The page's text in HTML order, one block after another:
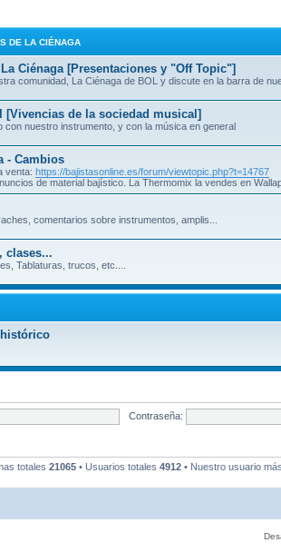
DE LA CIÉNAGA
Ciénaga [Presentaciones y "Off Topic"]
comunidad, La Ciénaga de BOL y discute en la barra de
[Vivencias de la sociedad musical]
con nuestro instrumento, y con la música en general
- Cambios
venta: https://bajistasonline.es/forum/viewtopic.php?t=14767
de material bajístico. La Thermomix la vendes en
comentarios sobre instrumentos, amplis...
clases...
Tablaturas, trucos, etc....
Contraseña:
totales 21065 • Usuarios totales 4912 • Nuestro usuario